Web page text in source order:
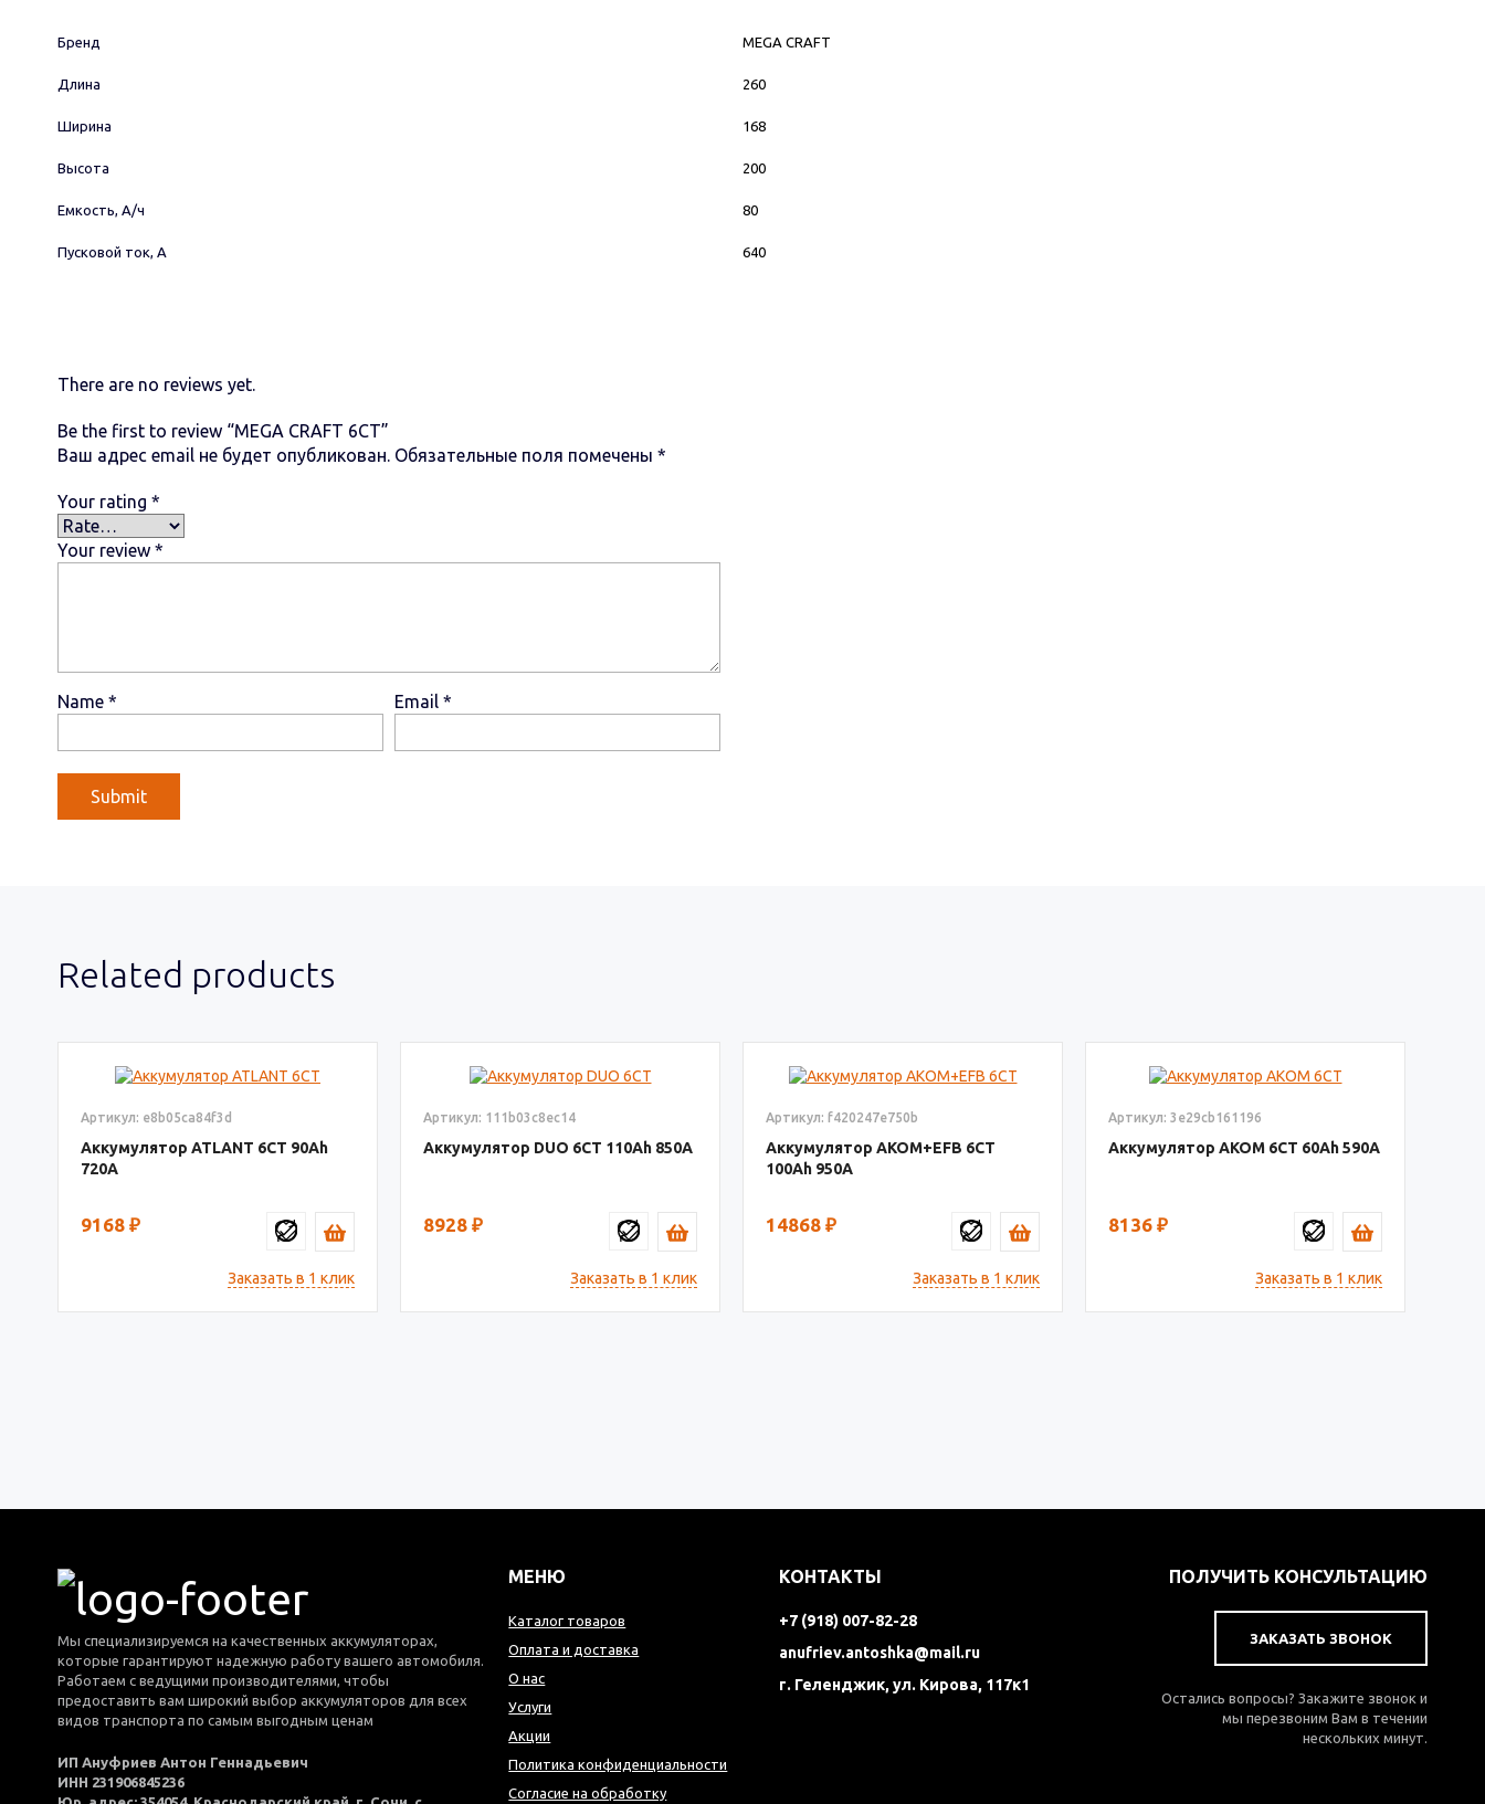
Бренд MEGA CRAFT
Длина 260
Ширина 168
Высота 200
Емкость, А/ч 80
Пусковой ток, А 640
There are no reviews yet.
Be the first to review “MEGA CRAFT 6СТ”
Ваш адрес email не будет опубликован. Обязательные поля помечены *
Your rating *
Your review *
Name * Email *
Related products
Артикул: e8b05ca84f3d
Аккумулятор ATLANT 6СТ 90
720
9168 ₽
Заказать в 1 клик
Артикул: 111b03c8ec14
Аккумулятор DUO 6СТ 110 850
8928 ₽
Заказать в 1 клик
Артикул: f420247e750b
Аккумулятор AKOM+EFB 6СТ
100
950
14868 ₽
Заказать в 1 клик
Артикул: 3e29cb161196
Аккумулятор AКОМ 6СТ 60 590
8136 ₽
Заказать в 1 клик
Мы специализируемся на качественных аккумуляторах,
которые гарантируют надежную работу вашего автомобиля.
Работаем с ведущими производителями, чтобы
предоставить вам широкий выбор аккумуляторов для всех
видов транспорта по самым выгодным ценам
ИП Ануфриев Антон Геннадьевич
ИНН 231906845236
МЕНЮ
Каталог товаров
Оплата и доставка
О нас
Услуги
Акции
Политика конфиденциальности
Согласие на обработку
КОНТАКТЫ
+7 (918) 007-82-28
anufriev.antoshka@mail.ru
г. Геленджик, ул. Кирова, 117к1
ПОЛУЧИТЬ КОНСУЛЬТАЦИЮ
ЗАКАЗАТЬ ЗВОНОК
Остались вопросы? Закажите звонок и
мы перезвоним Вам в течении
нескольких минут.